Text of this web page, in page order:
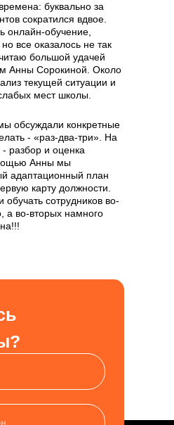
буквально за
сократился вдвое.
онлайн-обучение,
все оказалось не так
большой удачей
Анны Сорокиной. Около
текущей ситуации и
мест школы.
обсуждали конкретные
- «раз-два-три». На
разбор и оценка
Анны мы
адаптационный план
карту должности.
обучать сотрудников во-
а во-вторых намного